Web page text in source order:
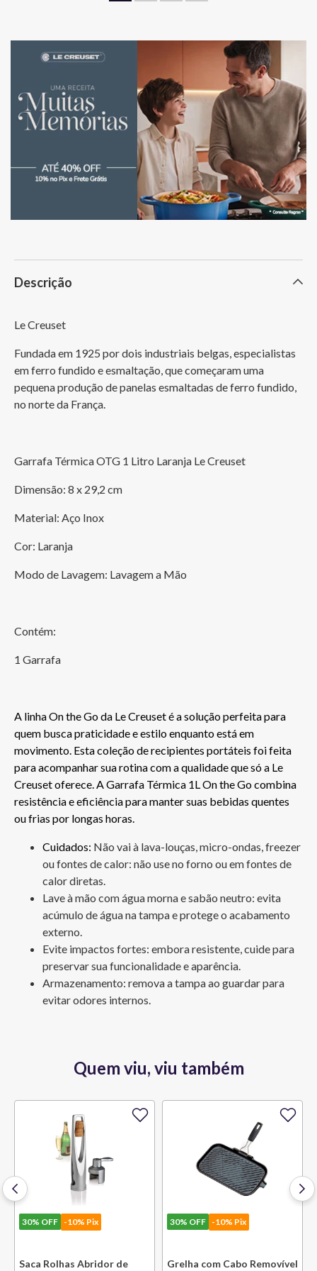
Descrição
Le Creuset
Fundada em 1925 por dois industriais belgas, especialistas
em ferro fundido e esmaltação, que começaram uma
pequena produção de panelas esmaltadas de ferro fundido,
no norte da França.
Garrafa Térmica OTG 1 Litro Laranja Le Creuset
Dimensão: 8 x 29,2 cm
Material: Aço Inox
Cor: Laranja
Modo de Lavagem: Lavagem a Mão
Contém:
1 Garrafa
A linha On the Go da Le Creuset é a solução perfeita para
quem busca praticidade e estilo enquanto está em
movimento. Esta coleção de recipientes portáteis foi feita
para acompanhar sua rotina com a qualidade que só a Le
Creuset oferece. A Garrafa Térmica 1L On the Go combina
resistência e eficiência para manter suas bebidas quentes
ou frias por longas horas.
Cuidados: Não vai à lava-louças, micro-ondas, freezer
ou fontes de calor: não use no forno ou em fontes de
calor diretas.
Lave à mão com água morna e sabão neutro: evita
acúmulo de água na tampa e protege o acabamento
externo.
Evite impactos fortes: embora resistente, cuide para
preservar sua funcionalidade e aparência.
Armazenamento: remova a tampa ao guardar para
evitar odores internos.
Quem viu, viu também
30% OFF -10% Pix
Saca Rolhas Abridor de
30% OFF -10% Pix
Grelha com Cabo Removível